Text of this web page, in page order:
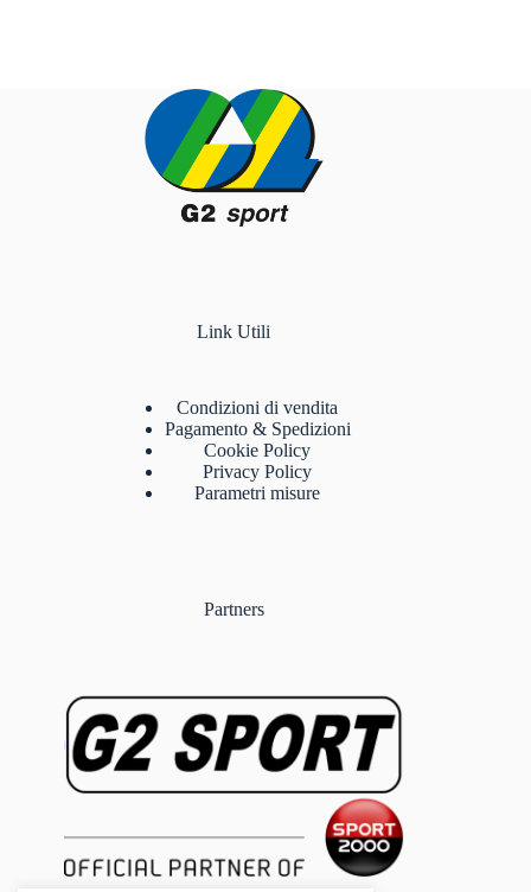
Link Utili
Condizioni di vendita
Pagamento & Spedizioni
Cookie Policy
Privacy Policy
Parametri misure
Partners